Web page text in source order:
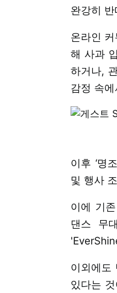
완강히
온라인
해 사과
하거나,
감정 속
이후 ‘명
및 행사
이에 기
댄스 무
이외에도
있다는